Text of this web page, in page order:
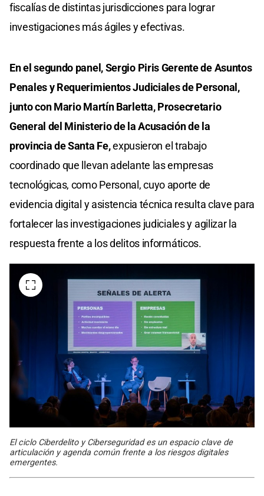
fiscalías de distintas jurisdicciones para lograr
investigaciones más ágiles y efectivas.
En el segundo panel, Sergio Piris Gerente de Asuntos
Penales y Requerimientos Judiciales de Personal,
junto con Mario Martín Barletta, Prosecretario
General del Ministerio de la Acusación de la
provincia de Santa Fe,expusieron el trabajo
coordinado que llevan adelante las empresas
tecnológicas, como Personal, cuyo aporte de
evidencia digital y asistencia técnica resulta clave para
fortalecer las investigaciones judiciales y agilizar la
respuesta frente a los delitos informáticos.
El ciclo Ciberdelito y Ciberseguridad es un espacio clave de
articulación y agenda común frente a los riesgos digitales
emergentes.